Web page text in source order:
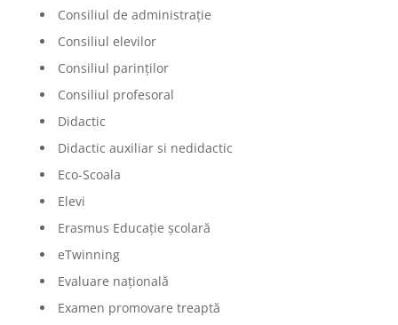
Consiliul de administrație
Consiliul elevilor
Consiliul parinților
Consiliul profesoral
Didactic
Didactic auxiliar si nedidactic
Eco-Scoala
Elevi
Erasmus Educație școlară
eTwinning
Evaluare națională
Examen promovare treaptă